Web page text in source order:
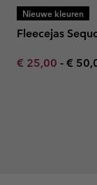
Nieuwe kleuren
Fleecejas
Minimum sale
€ 25,00 - €